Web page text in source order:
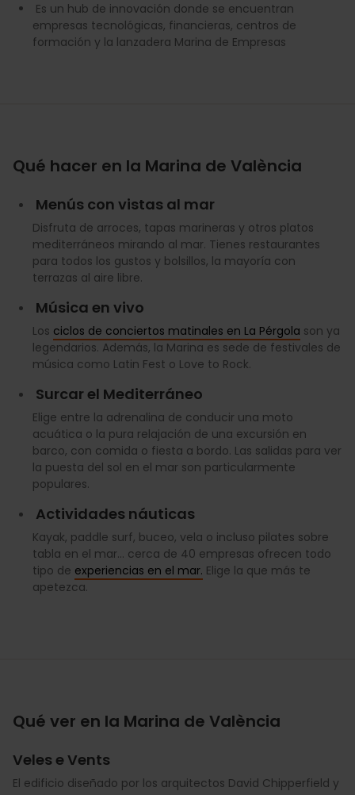
Es un hub de innovación donde se encuentran
empresas tecnológicas, financieras, centros de
formación y la lanzadera Marina de Empresas
Qué hacer en la Marina de València
Menús con vistas al mar
Disfruta de arroces, tapas marineras y otros platos
mediterráneos mirando al mar. Tienes restaurantes
para todos los gustos y bolsillos, la mayoría con
terrazas al aire libre.
Música en vivo
Los ciclos de conciertos matinales en La Pérgola son ya
legendarios. Además, la Marina es sede de festivales de
música como Latin Fest o Love to Rock.
Surcar el Mediterráneo
Elige entre la adrenalina de conducir una moto
acuática o la pura relajación de una excursión en
barco, con comida o fiesta a bordo. Las salidas para ver
la puesta del sol en el mar son particularmente
populares.
Actividades náuticas
Kayak, paddle surf, buceo, vela o incluso pilates sobre
tabla en el mar... cerca de 40 empresas ofrecen todo
tipo de experiencias en el mar. Elige la que más te
apetezca.
Qué ver en la Marina de València
Veles e Vents
El edificio diseñado por los arquitectos David Chipperfield y